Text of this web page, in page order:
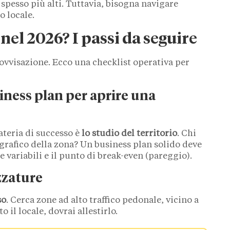
più alti. Tuttavia, bisogna navigare
locale.
2026? I passi da seguire
Ecco una checklist operativa per
plan per aprire una
di successo è lo studio del territorio. Chi
della zona? Un business plan solido deve
e il punto di break-even (pareggio).
. Cerca zone ad alto traffico pedonale, vicino a
il locale, dovrai allestirlo.